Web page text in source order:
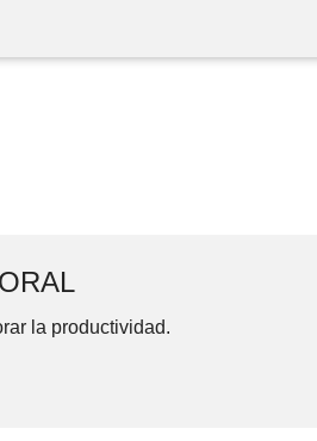
la productividad.